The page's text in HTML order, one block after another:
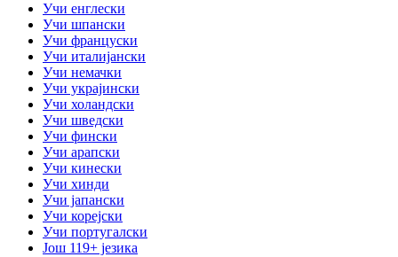
Учи енглески
Учи шпански
Учи француски
Учи италијански
Учи немачки
Учи украјински
Учи холандски
Учи шведски
Учи фински
Учи арапски
Учи кинески
Учи хинди
Учи јапански
Учи корејски
Учи португалски
Још 119+ језика